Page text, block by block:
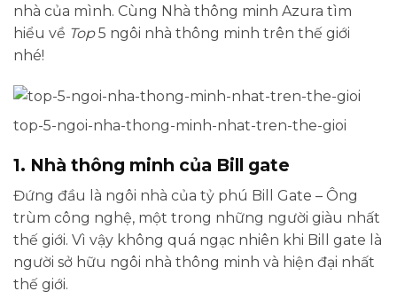
nhà của mình. Cùng Nhà thông minh Azura tìm
hiểu về Top5 ngôi nhà thông minh trên thế giới
nhé!
top-5-ngoi-nha-thong-minh-nhat-tren-the-gioi
1. Nhà thông minh của Bill gate
Đứng đầu là ngôi nhà của tỷ phú Bill Gate – Ông
trùm công nghệ, một trong những người giàu nhất
thế giới. Vì vậy không quá ngạc nhiên khi Bill gate là
người sở hữu ngôi nhà thông minh và hiện đại nhất
thế giới.